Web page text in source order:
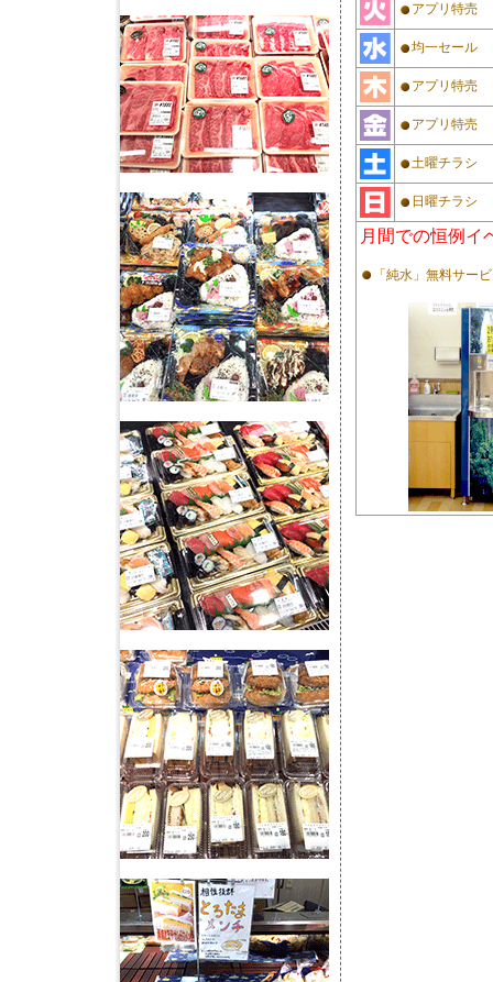
アプリ特売
均一セール
アプリ特売
アプリ特売
土曜チラシ
日曜チラシ
月間での恒例イ
「純水」無料サー